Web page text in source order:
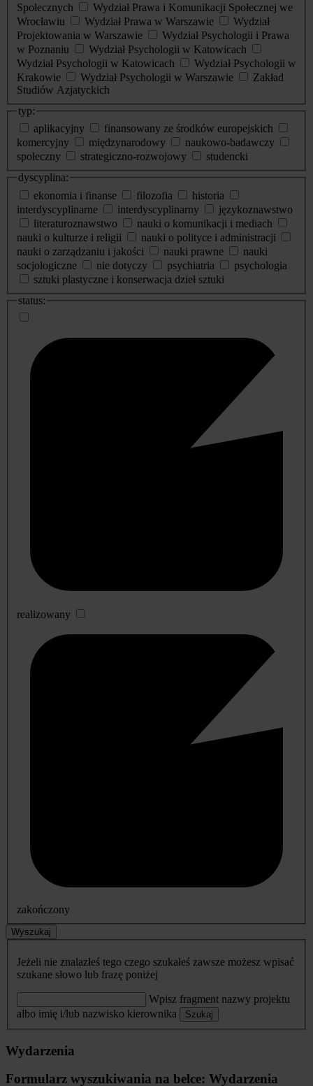
Społecznych
Wydział Prawa i Komunikacji Społecznej we
Wrocławiu
Wydział Prawa w Warszawie
Wydział
Projektowania w Warszawie
Wydział Psychologii i Prawa
w Poznaniu
Wydział Psychologii w Katowicach
Wydział Psychologii w Katowicach
Wydział Psychologii w
Krakowie
Wydział Psychologii w Warszawie
Zakład
Studiów Azjatyckich
typ:
aplikacyjny
finansowany ze środków europejskich
komercyjny
międzynarodowy
naukowo-badawczy
społeczny
strategiczno-rozwojowy
studencki
dyscyplina:
ekonomia i finanse
filozofia
historia
interdyscyplinarne
interdyscyplinarny
językoznawstwo
literaturoznawstwo
nauki o komunikacji i mediach
nauki o kulturze i religii
nauki o polityce i administracji
nauki o zarządzaniu i jakości
nauki prawne
nauki
socjologiczne
nie dotyczy psychiatria
psychologia
sztuki plastyczne i konserwacja dzieł sztuki
status:
realizowany
zakończony
Wyszukaj
Jeżeli nie znalazłeś tego czego szukałeś zawsze możesz wpisać
szukane słowo lub frazę poniżej
Wpisz fragment nazwy projektu
albo imię i/lub nazwisko kierownika
Szukaj
Wydarzenia
Formularz wyszukiwania na belce: Wydarzenia